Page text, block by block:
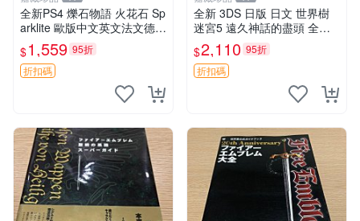
全新PS4 爍石物語 火花石 Sp
arklite 歐版中文英文法文德文
【支持PSPS5】 【原裝正版
實體游戲】 【歐版支持中
文，英文，法文（法國）
$1,559 95折
折扣碼
全新 3DS 日版 日文 世界樹
迷宮5 遠久神話的盡頭 全新
未拆封 非二手封裝
$2,110 95折
折扣碼